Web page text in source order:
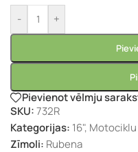
- +
Pievienot vēlmju
SKU:732R
Kategorijas: 16",
Zīmoli: Rubena